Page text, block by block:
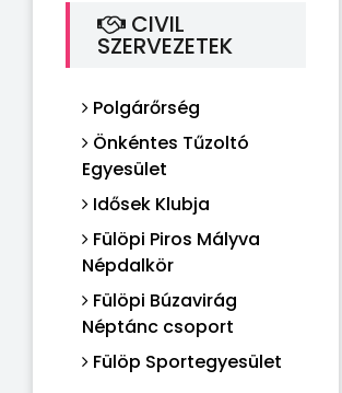
CIVIL
SZERVEZETEK
Polgárőrség
Önkéntes Tűzoltó
Egyesület
Idősek Klubja
Fülöpi Piros Mályva
Népdalkör
Fülöpi Búzavirág
Néptánc csoport
Fülöp Sportegyesület